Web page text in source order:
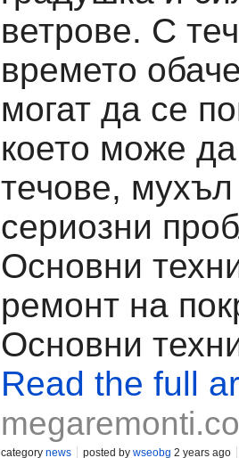
ветрове. С
времето
могат да се
което може
течове,
сериозни
Основни
ремонт на
Основни
Read the full
category news posted by wseobg 2 years ago